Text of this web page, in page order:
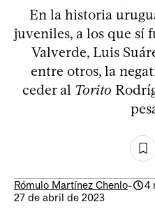
En la historia
juveniles, a los que sí
Valverde, Luis
entre otros, la
ceder al Torito
Rómulo Martínez Chenlo-
4
27 de abril de 2023